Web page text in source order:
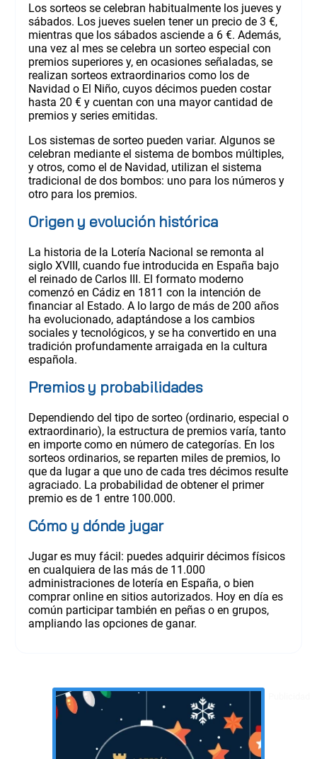
Los sorteos se celebran habitualmente los jueves y
sábados. Los jueves suelen tener un precio de 3 €,
mientras que los sábados asciende a 6 €. Además,
una vez al mes se celebra un sorteo especial con
premios superiores y, en ocasiones señaladas, se
realizan sorteos extraordinarios como los de
Navidad o El Niño, cuyos décimos pueden costar
hasta 20 € y cuentan con una mayor cantidad de
premios y series emitidas.
Los sistemas de sorteo pueden variar. Algunos se
celebran mediante el sistema de bombos múltiples,
y otros, como el de Navidad, utilizan el sistema
tradicional de dos bombos: uno para los números y
otro para los premios.
Origen y evolución histórica
La historia de la Lotería Nacional se remonta al
siglo XVIII, cuando fue introducida en España bajo
el reinado de Carlos III. El formato moderno
comenzó en Cádiz en 1811 con la intención de
financiar al Estado. A lo largo de más de 200 años
ha evolucionado, adaptándose a los cambios
sociales y tecnológicos, y se ha convertido en una
tradición profundamente arraigada en la cultura
española.
Premios y probabilidades
Dependiendo del tipo de sorteo (ordinario, especial o
extraordinario), la estructura de premios varía, tanto
en importe como en número de categorías. En los
sorteos ordinarios, se reparten miles de premios, lo
que da lugar a que uno de cada tres décimos resulte
agraciado. La probabilidad de obtener el primer
premio es de 1 entre 100.000.
Cómo y dónde jugar
Jugar es muy fácil: puedes adquirir décimos físicos
en cualquiera de las más de 11.000
administraciones de lotería en España, o bien
comprar online en sitios autorizados. Hoy en día es
común participar también en peñas o en grupos,
ampliando las opciones de ganar.